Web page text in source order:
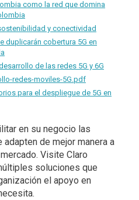
como la red que domina
y conectividad
duplicarán cobertura 5G en
de las redes 5G y 6G
redes-moviles-5G.pdf
para el despliegue de 5G en
en su negocio las
de mejor manera a
Visite Claro
soluciones que
el apoyo en